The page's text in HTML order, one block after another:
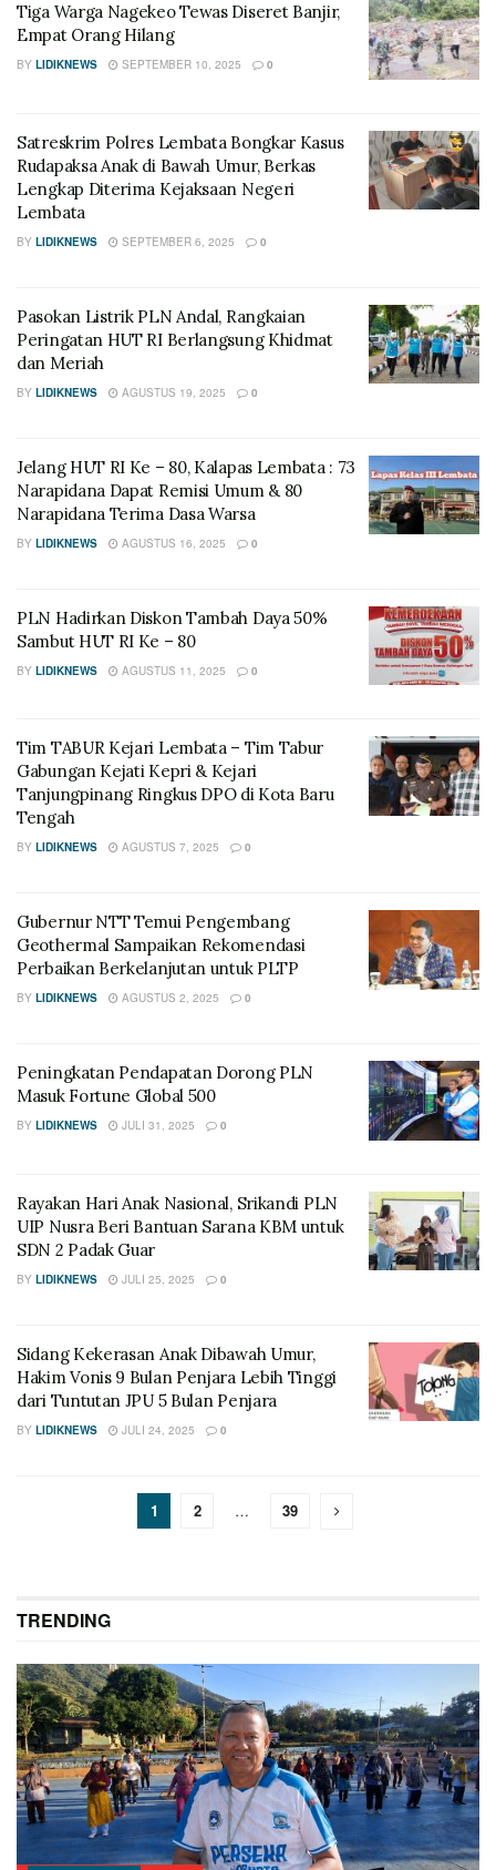
Tiga Warga Nagekeo Tewas Diseret Banjir,
Empat Orang Hilang
BY LIDIKNEWS SEPTEMBER 10, 2025 0
Satreskrim Polres Lembata Bongkar Kasus
Rudapaksa Anak di Bawah Umur, Berkas
Lengkap Diterima Kejaksaan Negeri
Lembata
BY LIDIKNEWS SEPTEMBER 6, 2025 0
Pasokan Listrik PLN Andal, Rangkaian
Peringatan HUT RI Berlangsung Khidmat
dan Meriah
BY LIDIKNEWS AGUSTUS 19, 2025 0
Jelang HUT RI Ke – 80, Kalapas Lembata : 73
Narapidana Dapat Remisi Umum & 80
Narapidana Terima Dasa Warsa
BY LIDIKNEWS AGUSTUS 16, 2025 0
PLN Hadirkan Diskon Tambah Daya 50%
Sambut HUT RI Ke – 80
BY LIDIKNEWS AGUSTUS 11, 2025 0
Tim TABUR Kejari Lembata – Tim Tabur
Gabungan Kejati Kepri & Kejari
Tanjungpinang Ringkus DPO di Kota Baru
Tengah
BY LIDIKNEWS AGUSTUS 7, 2025 0
Gubernur NTT Temui Pengembang
Geothermal Sampaikan Rekomendasi
Perbaikan Berkelanjutan untuk PLTP
BY LIDIKNEWS AGUSTUS 2, 2025 0
Peningkatan Pendapatan Dorong PLN
Masuk Fortune Global 500
BY LIDIKNEWS JULI 31, 2025 0
Rayakan Hari Anak Nasional, Srikandi PLN
UIP Nusra Beri Bantuan Sarana KBM untuk
SDN 2 Padak Guar
BY LIDIKNEWS JULI 25, 2025 0
Sidang Kekerasan Anak Dibawah Umur,
Hakim Vonis 9 Bulan Penjara Lebih Tinggi
dari Tuntutan JPU 5 Bulan Penjara
BY LIDIKNEWS JULI 24, 2025 0
1 2 … 39
TRENDING